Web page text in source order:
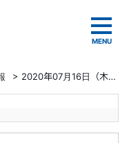
> 2020年07月16日（木）障害発生 復旧報告【中央区の一部】